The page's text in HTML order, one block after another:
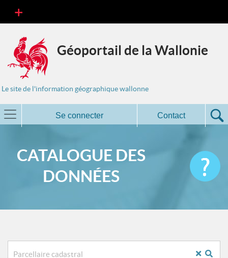
Géoportail de la Wallonie
Le site de l'information géographique wallonne
Se connecter Contact
CATALOGUE DES
DONNÉES